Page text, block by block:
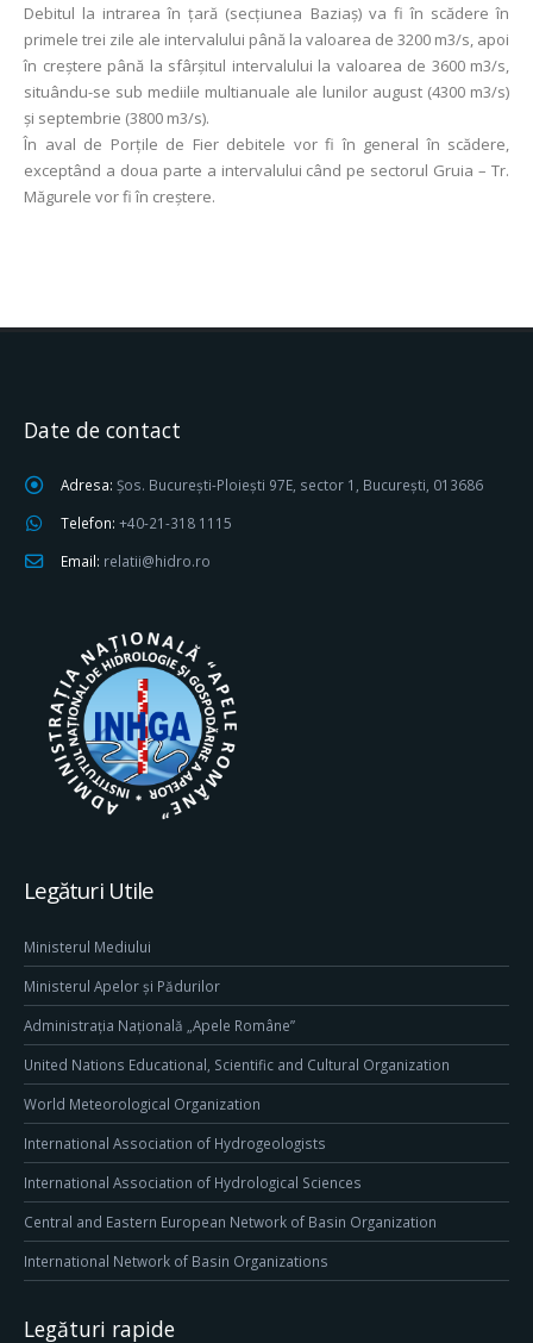
Debitul la intrarea în ţară (secţiunea Baziaş) va fi în scădere în
primele trei zile ale intervalului până la valoarea de 3200 m3/s, apoi
în creștere până la sfârșitul intervalului la valoarea de 3600 m3/s,
situându-se sub mediile multianuale ale lunilor august (4300 m3/s)
și septembrie (3800 m3/s).
În aval de Porţile de Fier debitele vor fi în general în scădere,
exceptând a doua parte a intervalului când pe sectorul Gruia – Tr.
Măgurele vor fi în creștere.
Date de contact
Adresa: Șos. București-Ploiești 97E, sector 1, București, 013686
Telefon: +40-21-318 1115
Email: relatii@hidro.ro
Legături Utile
Ministerul Mediului
Ministerul Apelor și Pădurilor
Administrația Națională „Apele Române”
United Nations Educational, Scientific and Cultural Organization
World Meteorological Organization
International Association of Hydrogeologists
International Association of Hydrological Sciences
Central and Eastern European Network of Basin Organization
International Network of Basin Organizations
Legături rapide